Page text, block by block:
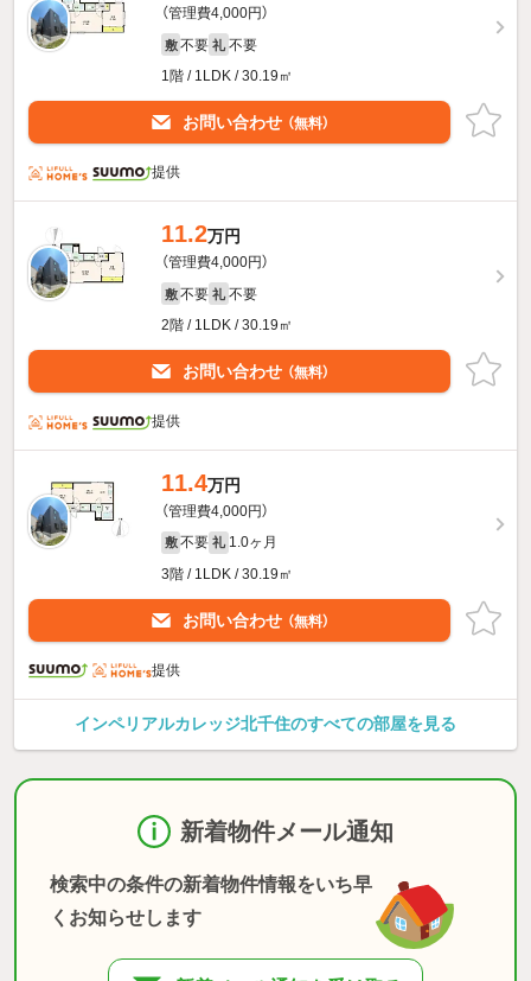
（管理費4,000円）
敷 不要 礼 不要
1階 / 1LDK / 30.19㎡
お問い合わせ （無料）
提供
11.2万円
（管理費4,000円）
敷 不要 礼 不要
2階 / 1LDK / 30.19㎡
お問い合わせ （無料）
提供
11.4万円
（管理費4,000円）
敷 不要 礼 1.0ヶ月
3階 / 1LDK / 30.19㎡
お問い合わせ （無料）
提供
インペリアルカレッジ北千住のすべての部屋を見る
新着物件メール通知
検索中の条件の新着物件情報をいち早
くお知らせします